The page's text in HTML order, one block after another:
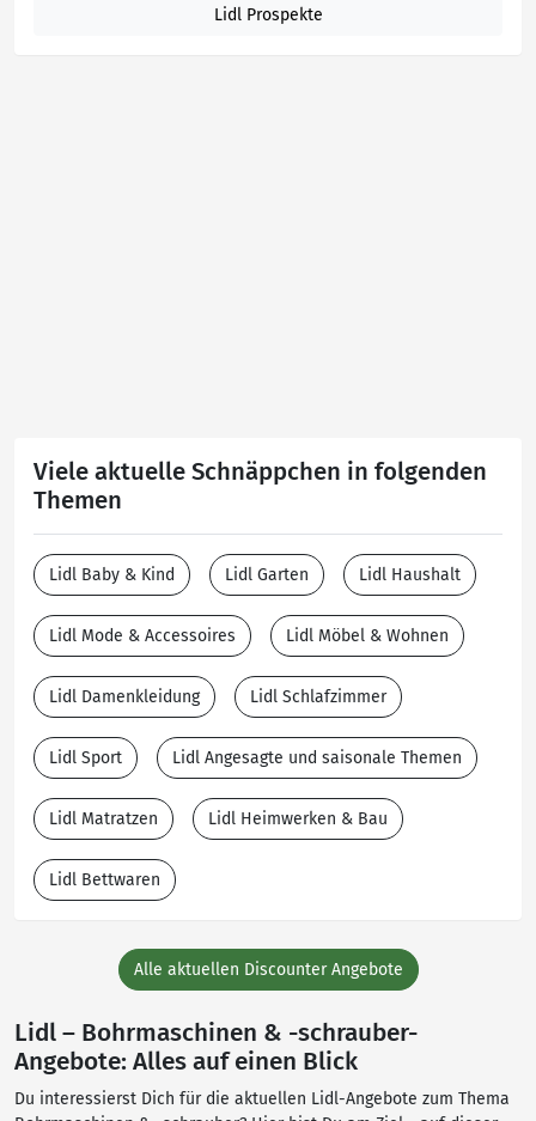
Lidl Prospekte
Viele aktuelle Schnäppchen in folgenden
Themen
Lidl Baby & Kind Lidl Garten Lidl Haushalt
Lidl Mode & Accessoires Lidl Möbel & Wohnen
Lidl Damenkleidung Lidl Schlafzimmer
Lidl Sport Lidl Angesagte und saisonale Themen
Lidl Matratzen Lidl Heimwerken & Bau
Lidl Bettwaren
Alle aktuellen Discounter Angebote
Lidl – Bohrmaschinen & -schrauber-
Angebote: Alles auf einen Blick
Du interessierst Dich für die aktuellen Lidl-Angebote zum Thema